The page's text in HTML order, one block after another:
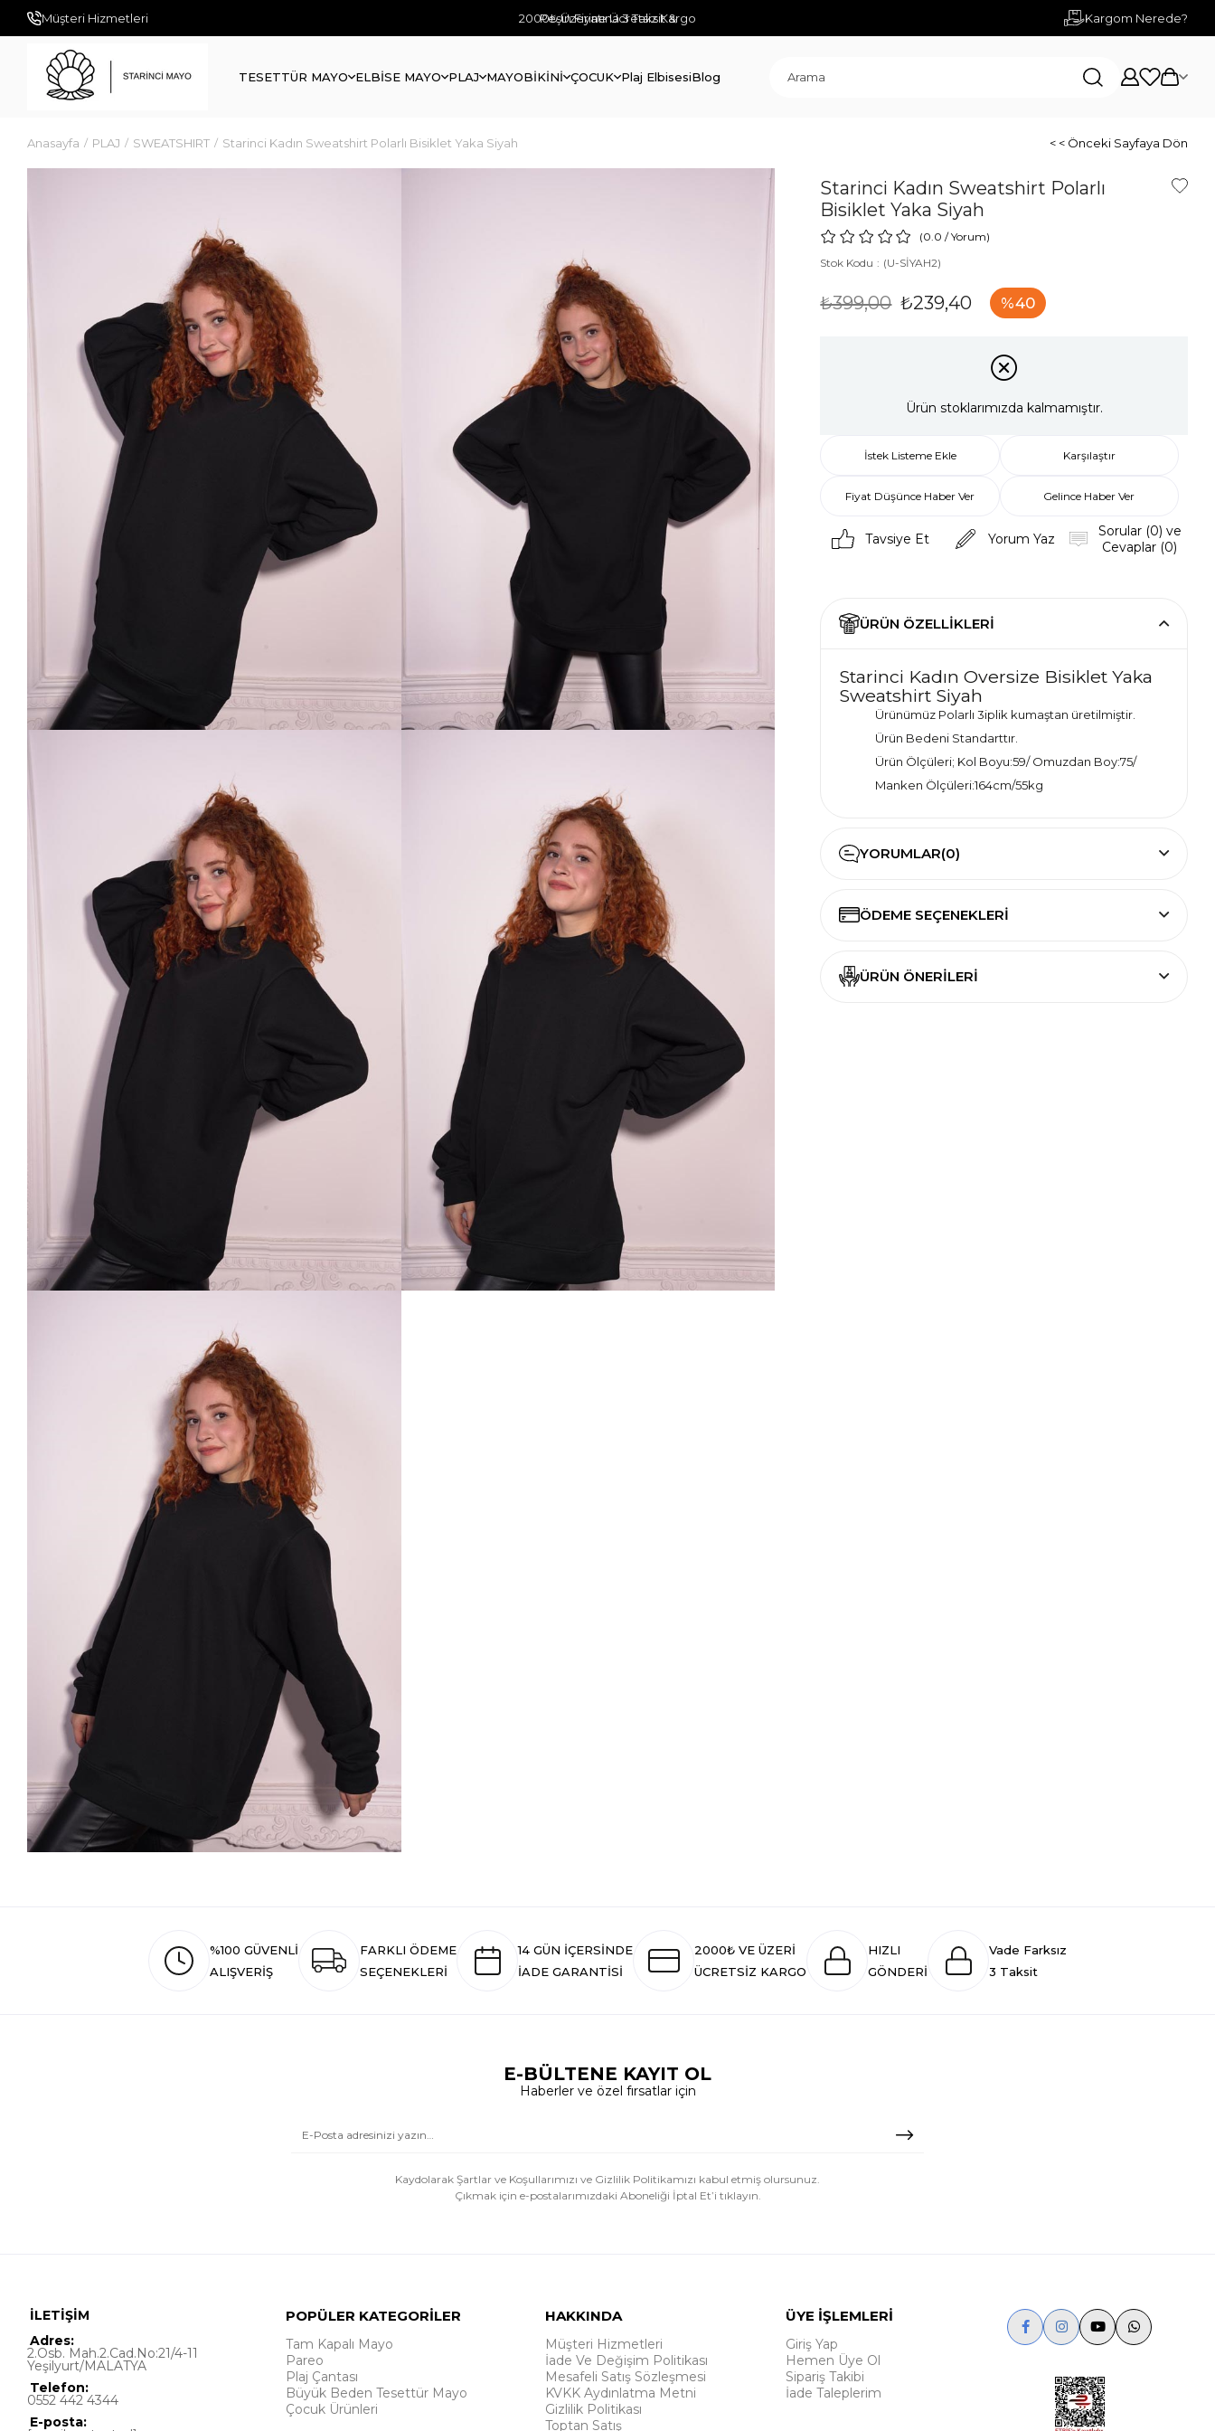
Müşteri Hizmetleri Peşin Fiyatına 3 Taksit &
2000₺ Üzerine Ücretsiz Kargo Kargom Nerede?
TESETTÜR MAYO ELBİSE MAYO PLAJ MAYOBİKİNİ ÇOCUK Plaj ElbisesiBlog
Anasayfa PLAJ SWEATSHIRT Starinci Kadın Sweatshirt Polarlı Bisiklet Yaka Siyah < < Önceki Sayfaya Dön
Starinci Kadın Sweatshirt Polarlı
Bisiklet Yaka Siyah
0.0 /Yorum)
Stok Kodu
(U-SİYAH2)
₺399,00 ₺239,40 40
Ürün stoklarımızda kalmamıştır.
İstek Listeme Ekle Karşılaştır
Fiyat Düşünce Haber Ver Gelince Haber Ver
Tavsiye Et Yorum Yaz
Sorular (0) ve
Cevaplar (0)
ÜRÜN ÖZELLIKLERI
Starinci Kadın Oversize Bisiklet Yaka
Sweatshirt Siyah
Ürünümüz Polarlı 3iplik kumaştan üretilmiştir.
Ürün Bedeni Standarttır.
Ürün Ölçüleri; Kol Boyu:59/ Omuzdan Boy:75/
Manken Ölçüleri:164cm/55kg
YORUMLAR(0)
ÖDEME SEÇENEKLERI
ÜRÜN ÖNERILERI
%100 GÜVENLİ
ALIŞVERİŞ
FARKLI ÖDEME
SEÇENEKLERİ
14 GÜN İÇERSİNDE
İADE GARANTİSİ
2000₺ VE ÜZERİ
ÜCRETSİZ KARGO
HIZLI
GÖNDERİ
Vade Farksız
3 Taksit
E-BÜLTENE KAYIT OL
Haberler ve özel fırsatlar için
Kaydolarak Şartlar ve Koşullarımızı ve Gizlilik Politikamızı kabul etmiş olursunuz.
Çıkmak için e-postalarımızdaki Aboneliği İptal Et’i tıklayın.
İLETİŞİM
Adres:
2.Osb. Mah.2.Cad.No:21/4-11
Yeşilyurt/MALATYA
Telefon:
0552 442 4344
E-posta:
POPÜLER KATEGORİLER
Tam Kapalı Mayo
Pareo
Plaj Çantası
Büyük Beden Tesettür Mayo
Çocuk Ürünleri
HAKKINDA
Müşteri Hizmetleri
İade Ve Değişim Politikası
Mesafeli Satış Sözleşmesi
KVKK Aydınlatma Metni
Gizlilik Politikası
Toptan Satış
ÜYE İŞLEMLERİ
Giriş Yap
Hemen Üye Ol
Sipariş Takibi
İade Taleplerim